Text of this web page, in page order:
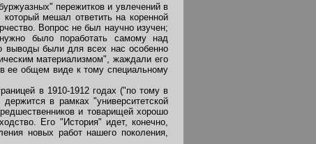
пережитков и увлечений в
мешал ответить на коренной
Вопрос не был научно изучен;
было поработать самому над
выводы были для всех нас особенно
материализмом", жаждали его
ее общем виде к тому специальному
в 1910-1912 годах ("по тому в
в рамках "университетской
и товарищей хорошо
Его "История" идет, конечно,
новых работ нашего поколения,